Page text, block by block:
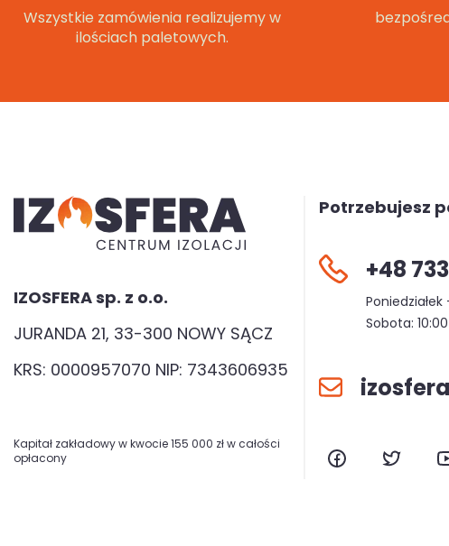
Wszystkie zamówienia realizujemy w
ilościach paletowych.
IZOSFERA sp. z o.o.
JURANDA 21, 33-300 NOWY SĄCZ
KRS: 0000957070 NIP: 7343606935
Kapitał zakładowy w kwocie 155 000 zł w całości
opłacony
Potrzebujesz
+48
Sobota: